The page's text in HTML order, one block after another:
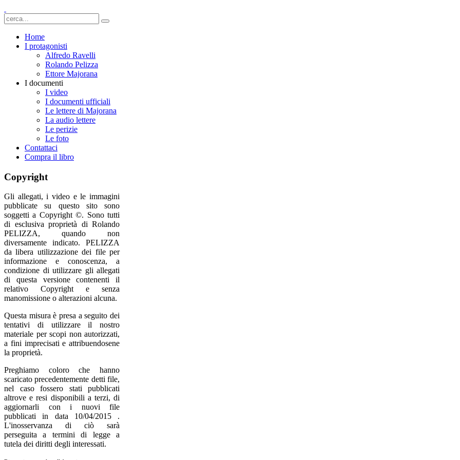
Home
I protagonisti
Alfredo Ravelli
Rolando Pelizza
Ettore Majorana
I documenti
I video
I documenti ufficiali
Le lettere di Majorana
La audio lettere
Le perizie
Le foto
Contattaci
Compra il libro
Copyright
Gli allegati, i video e le immagini
pubblicate su questo sito sono
soggetti a Copyright ©. Sono tutti
di esclusiva proprietà di Rolando
PELIZZA, quando non
diversamente indicato. PELIZZA
da libera utilizzazione dei file per
informazione e conoscenza, a
condizione di utilizzare gli allegati
di questa versione contenenti il
relativo Copyright e senza
manomissione o alterazioni alcuna.
Questa misura è presa a seguito dei
tentativi di utilizzare il nostro
materiale per scopi non autorizzati,
a fini imprecisati e attribuendosene
la proprietà.
Preghiamo coloro che hanno
scaricato precedentemente detti file,
nel caso fossero stati pubblicati
altrove e resi disponibili a terzi, di
aggiornarli con i nuovi file
pubblicati in data 10/04/2015 .
L'inosservanza di ciò sarà
perseguita a termini di legge a
tutela dei diritti degli interessati.